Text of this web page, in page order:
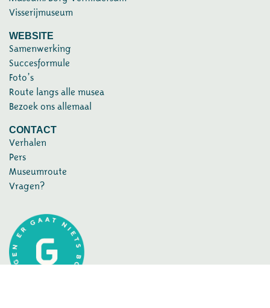
Visserijmuseum
WEBSITE
Samenwerking
Succesformule
Foto’s
Route langs alle musea
Bezoek ons allemaal
CONTACT
Verhalen
Pers
Museumroute
Vragen?